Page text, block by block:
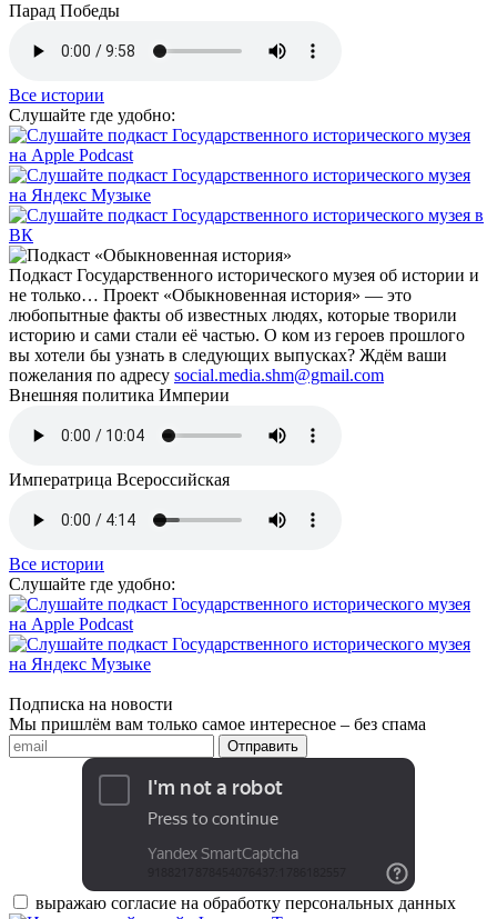
Парад Победы
Все истории
Слушайте где удобно:
Подкаст Государственного исторического музея об истории и
не только… Проект «Обыкновенная история» — это
любопытные факты об известных людях, которые творили
историю и сами стали её частью. О ком из героев прошлого
вы хотели бы узнать в следующих выпусках? Ждём ваши
пожелания по адресу social.media.shm@gmail.com
Внешняя политика Империи
Императрица Всероссийская
Все истории
Слушайте где удобно:
Подписка на новости
Мы пришлём вам только самое интересное – без спама
Отправить
выражаю согласие на обработку персональных данных